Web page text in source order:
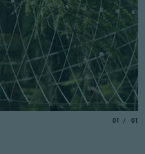
01 di
01